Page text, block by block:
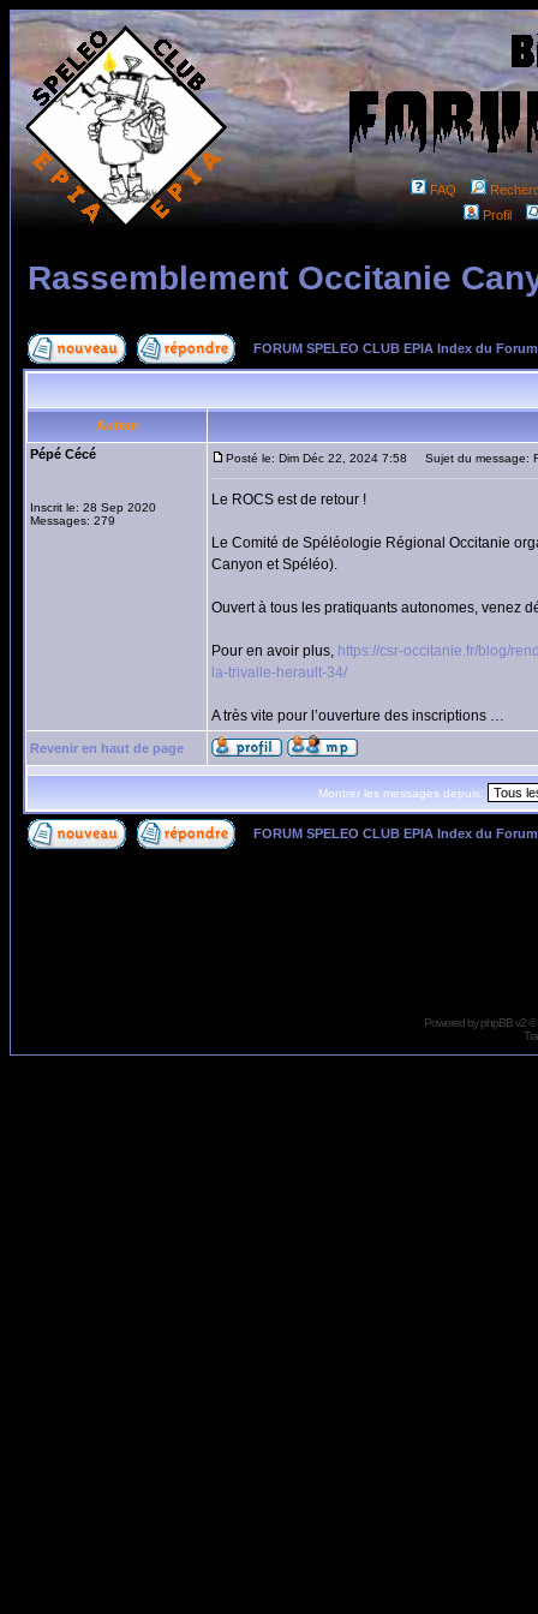
FAQ
Profil
Rassemblement Occitanie
FORUM SPELEO CLUB EPIA Index du Forum
Auteur
Pépé Cécé
Inscrit le: 28 Sep 2020
Messages: 279
Posté le: Dim Déc 22, 2024 7:58 Sujet du message:
Le ROCS est de retour !
Le Comité de Spéléologie Régional Occitanie
Canyon et Spéléo).
Ouvert à tous les pratiquants autonomes, venez
Pour en avoir plus, https://csr-occitanie.fr/blog/
la-trivalle-herault-34/
A très vite pour l’ouverture des inscriptions …
Revenir en haut de page
Montrer les messages depuis:
FORUM SPELEO CLUB EPIA Index du Forum
Powered byphpBBv2 ©